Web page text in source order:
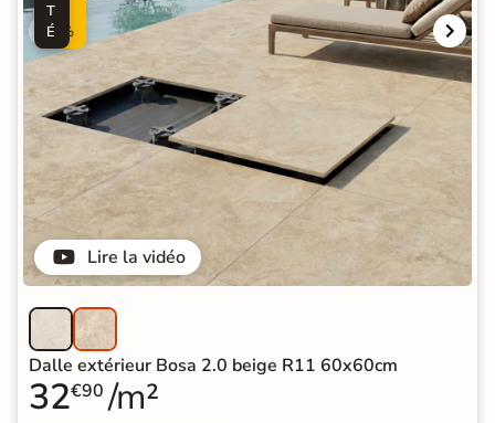
Lire la vidéo
%
T
É
Dalle extérieur Bosa 2.0 beige R11 60x60cm
32€90 /m²